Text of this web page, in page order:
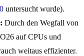
untersucht wurde).
Durch den Wegfall von
auf CPUs und
weitaus effizienter.